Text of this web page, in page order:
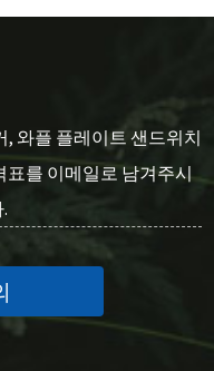
와플 플레이트 샌드위치
표를 이메일로 남겨주시